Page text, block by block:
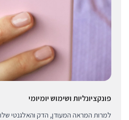
פונקציונליות ושימוש יומיומי
למרות המראה המעודן, הדק והאלגנטי